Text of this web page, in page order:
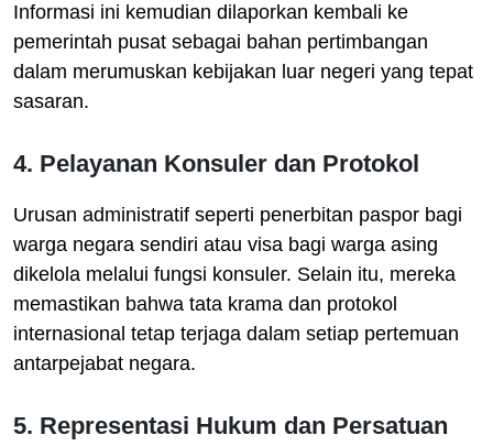
Informasi ini kemudian dilaporkan kembali ke
pemerintah pusat sebagai bahan pertimbangan
dalam merumuskan kebijakan luar negeri yang tepat
sasaran.
4. Pelayanan Konsuler dan Protokol
Urusan administratif seperti penerbitan paspor bagi
warga negara sendiri atau visa bagi warga asing
dikelola melalui fungsi konsuler. Selain itu, mereka
memastikan bahwa tata krama dan protokol
internasional tetap terjaga dalam setiap pertemuan
antarpejabat negara.
5. Representasi Hukum dan Persatuan